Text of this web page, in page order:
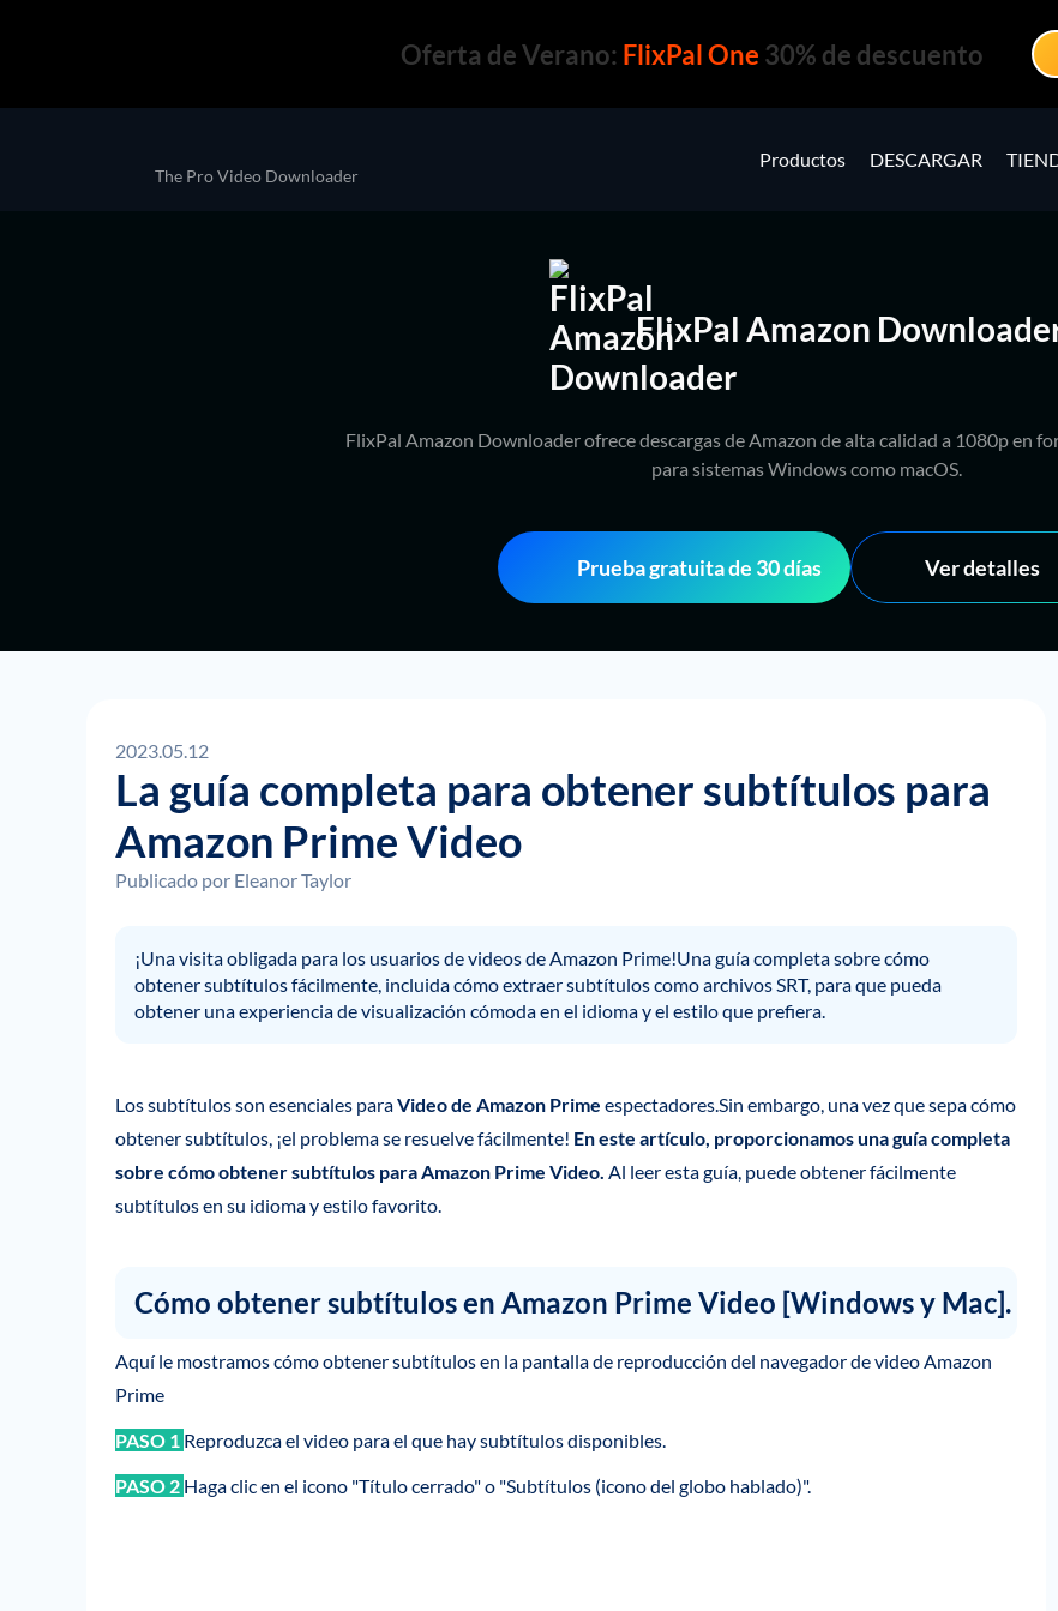
The Pro Video Downloader
Productos DESCARGAR
Oferta de Verano: FlixPal One 30% de descuento
FlixPal Amazon
FlixPal Amazon Downloader ofrece descargas de Amazon de alta calidad a 1080p en
para sistemas Windows como macOS.
Prueba gratuita de 30 días Ver detalles
2023.05.12
La guía completa para obtener subtítulos para
Amazon Prime Video
Publicado por Eleanor Taylor
¡Una visita obligada para los usuarios de videos de Amazon Prime!Una guía completa sobre cómo
obtener subtítulos fácilmente, incluida cómo extraer subtítulos como archivos SRT, para que pueda
obtener una experiencia de visualización cómoda en el idioma y el estilo que prefiera.
Los subtítulos son esenciales paraVideo de Amazon Prime espectadores.Sin embargo, una vez que sepa cómo
obtener subtítulos, ¡el problema se resuelve fácilmente! En este artículo, proporcionamos una guía completa
sobre cómo obtener subtítulos para Amazon Prime Video. Al leer esta guía, puede obtener fácilmente
subtítulos en su idioma y estilo favorito.
Cómo obtener subtítulos en Amazon Prime Video [Windows y Mac].
Aquí le mostramos cómo obtener subtítulos en la pantalla de reproducción del navegador de video Amazon
Prime
PASO 1 Reproduzca el video para el que hay subtítulos disponibles.
PASO 2 Haga clic en el icono "Título cerrado" o "Subtítulos (icono del globo hablado)".